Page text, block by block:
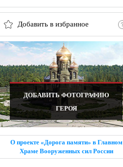
Добавить в избранное
ДОБАВИТЬ ФОТОГРАФИЮ
ГЕРОЯ
О проекте «Дорога памяти» в Главном
Храме Вооруженных сил России